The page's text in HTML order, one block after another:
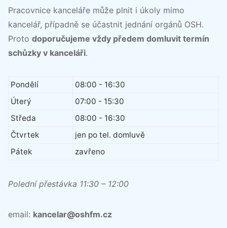
Pracovnice kanceláře může plnit i úkoly mimo
kancelář, případně se účastnit jednání orgánů OSH.
Proto doporučujeme vždy předem domluvit termín
schůzky v kanceláři.
Pondělí
08:00 - 16:30
Úterý
07:00 - 15:30
Středa
08:00 - 16:30
Čtvrtek
jen po tel. domluvě
Pátek
zavřeno
Polední přestávka 11:30 – 12:00
email: kancelar@oshfm.cz